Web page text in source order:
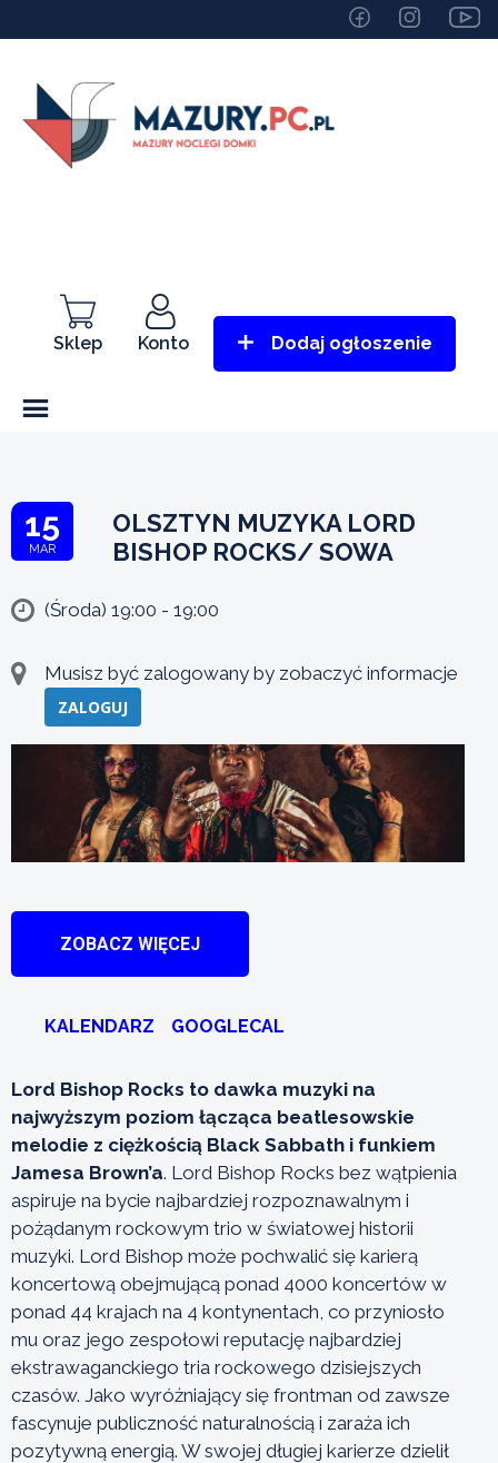
Sklep Konto Dodaj ogłoszenie
15
MAR
OLSZTYN MUZYKA LORD
BISHOP ROCKS/ SOWA
(Środa) 19:00 - 19:00
Musisz być zalogowany by zobaczyć informacje
ZALOGUJ
ZOBACZ WIĘCEJ
KALENDARZ GOOGLECAL
Lord Bishop Rocks to dawka muzyki na
najwyższym poziom łącząca beatlesowskie
melodie z ciężkością Black Sabbath i funkiem
Jamesa Brown’a. Lord Bishop Rocks bez wątpienia
aspiruje na bycie najbardziej rozpoznawalnym i
pożądanym rockowym trio w światowej historii
muzyki. Lord Bishop może pochwalić się karierą
koncertową obejmującą ponad 4000 koncertów w
ponad 44 krajach na 4 kontynentach, co przyniosło
mu oraz jego zespołowi reputację najbardziej
ekstrawaganckiego tria rockowego dzisiejszych
czasów. Jako wyróżniający się frontman od zawsze
fascynuje publiczność naturalnością i zaraża ich
pozytywną energią. W swojej długiej karierze dzielił